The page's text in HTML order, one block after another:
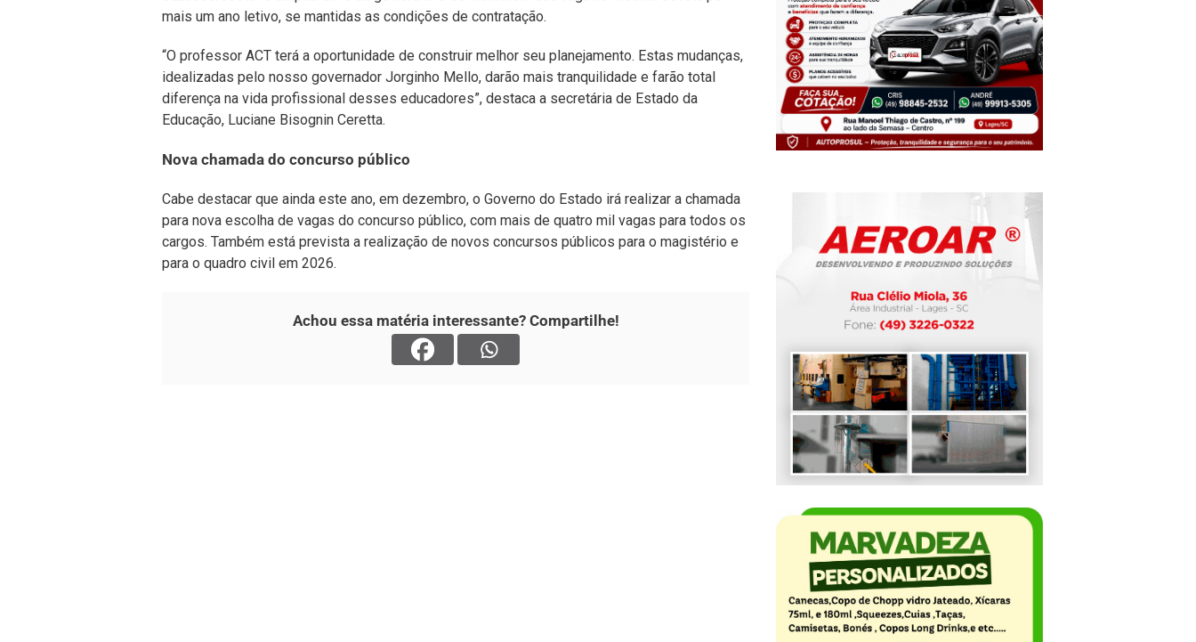
mais um ano letivo, se mantidas as condições de contratação.
“O professor ACT terá a oportunidade de construir melhor seu planejamento. Estas mudanças,
idealizadas pelo nosso governador Jorginho Mello, darão mais tranquilidade e farão total
diferença na vida profissional desses educadores”, destaca a secretária de Estado da
Educação, Luciane Bisognin Ceretta.
Nova chamada do concurso público
Cabe destacar que ainda este ano, em dezembro, o Governo do Estado irá realizar a chamada
para nova escolha de vagas do concurso público, com mais de quatro mil vagas para todos os
cargos. Também está prevista a realização de novos concursos públicos para o magistério e
para o quadro civil em 2026.
Achou essa matéria interessante? Compartilhe!